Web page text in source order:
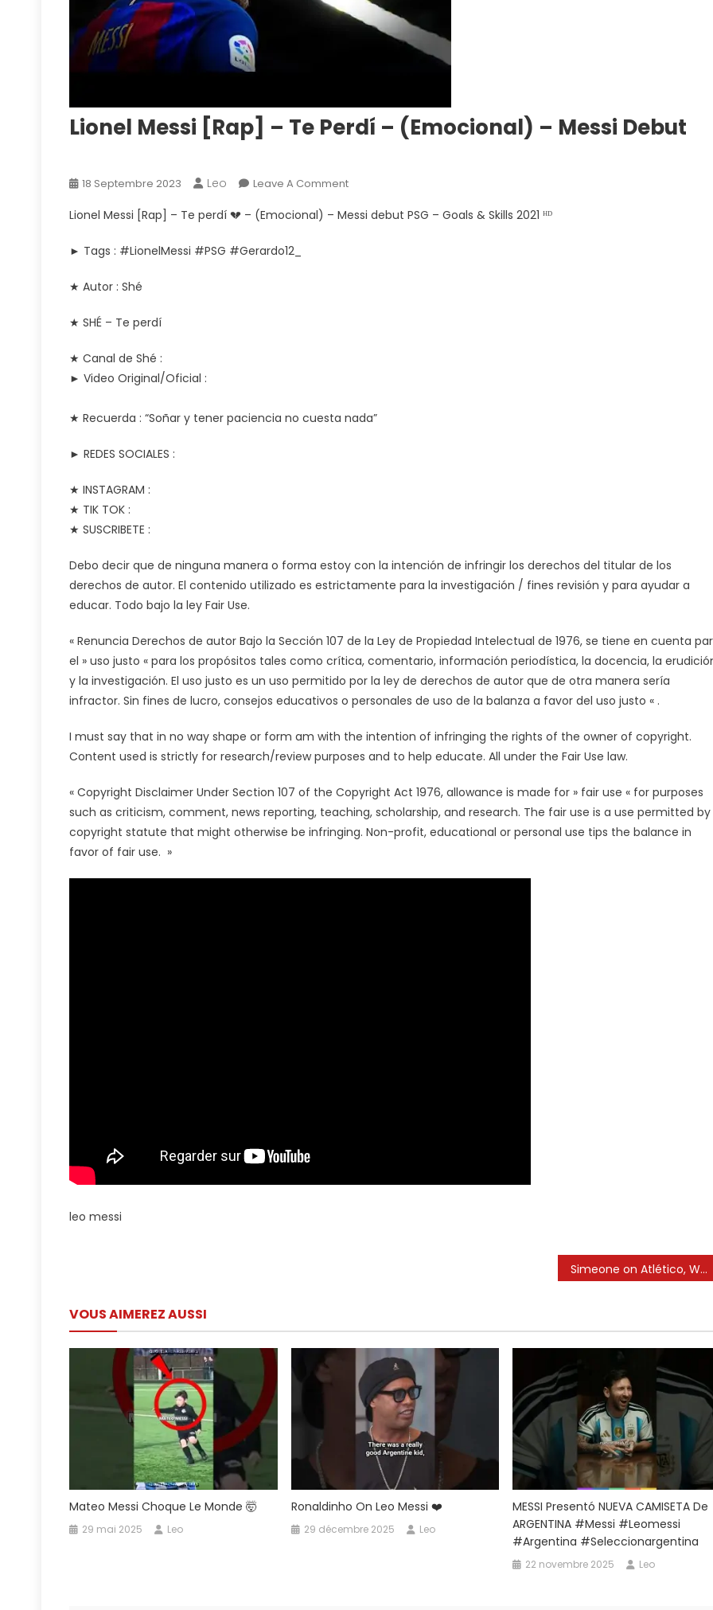
Lionel Messi [Rap] – Te Perdí – (Emocional) – Messi Debut
18 Septembre 2023 Leo Leave A CommentOn
Messi
Lionel Messi [Rap] – Te perdí 💔 – (Emocional) – Messi debut PSG – Goals & Skills 2021 ᴴᴰ
► Tags : #LionelMessi #PSG #Gerardo12_
★ Autor : Shé
★ SHÉ – Te perdí
★ Canal de Shé :
► Video Original/Oficial :
★ Recuerda : “Soñar y tener paciencia no cuesta nada”
► REDES SOCIALES :
★ INSTAGRAM :
★ TIK TOK :
★ SUSCRIBETE :
Debo decir que de ninguna manera o forma estoy con la intención de infringir los derechos del titular de los
derechos de autor. El contenido utilizado es estrictamente para la investigación / fines revisión y para ayudar a
educar. Todo bajo la ley Fair Use.
« Renuncia Derechos de autor Bajo la Sección 107 de la Ley de Propiedad Intelectual de 1976, se tiene en cuenta
el » uso justo « para los propósitos tales como crítica, comentario, información periodística, la docencia, la
y la investigación. El uso justo es un uso permitido por la ley de derechos de autor que de otra manera sería
infractor. Sin fines de lucro, consejos educativos o personales de uso de la balanza a favor del uso justo « .
I must say that in no way shape or form am with the intention of infringing the rights of the owner of copyright.
Content used is strictly for research/review purposes and to help educate. All under the Fair Use law.
« Copyright Disclaimer Under Section 107 of the Copyright Act 1976, allowance is made for » fair use « for purposes
such as criticism, comment, news reporting, teaching, scholarship, and research. The fair use is a use permitted by
copyright statute that might otherwise be infringing. Non-profit, educational or personal use tips the balance in
favor of fair use. »
leo messi
l’article
Simeone on Atlético, World Cup, battling Barca, Real Madrid
VOUS AIMEREZ AUSSI
Mateo Messi Choque Le Monde 🤯
29 mai 2025 Leo
Ronaldinho On Leo Messi ❤️
29 décembre 2025 Leo
MESSI Presentó NUEVA CAMISETA De
ARGENTINA #messi #leomessi
#argentina #seleccionargentina
22 novembre 2025 Leo